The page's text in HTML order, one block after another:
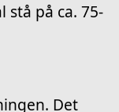
på ca. 75-
Det